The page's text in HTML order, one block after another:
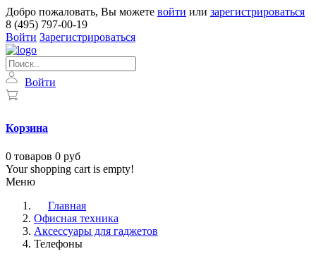
Добро пожаловать, Вы можете войти или зарегистрироваться
8 (495) 797-00-19
Войти Зарегистрироваться
Войти
Корзина
0 товаров 0 руб
Your shopping cart is empty!
Меню
Главная
Офисная техника
Аксессуары для гаджетов
Телефоны